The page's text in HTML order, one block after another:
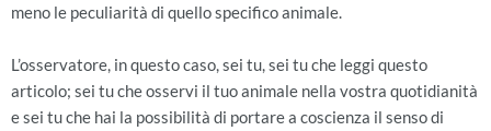
meno le peculiarità di quello specifico animale.
L’osservatore, in questo caso, sei tu, sei tu che leggi questo
articolo; sei tu che osservi il tuo animale nella vostra quotidianità
e sei tu che hai la possibilità di portare a coscienza il senso di